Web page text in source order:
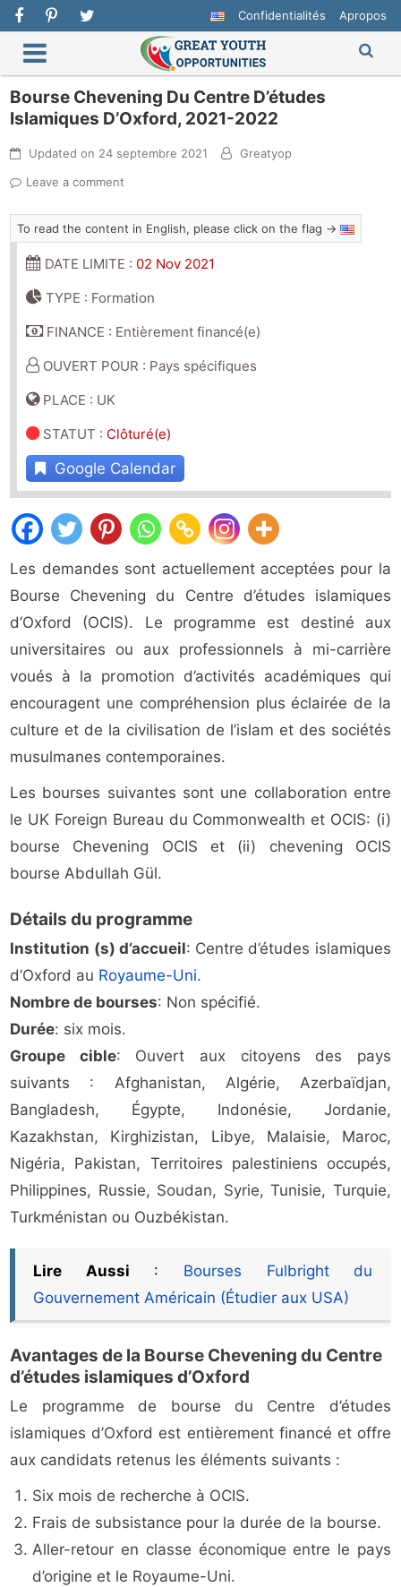
Confidentialités Apropos
Bourse Chevening Du Centre D’études
Islamiques D’Oxford, 2021-2022
Updated on 24 septembre 2021
Greatyop
Leave a comment
To read the content in English, please click on the flag →
DATE LIMITE : 02 Nov 2021
TYPE : Formation
FINANCE : Entièrement financé(e)
OUVERT POUR : Pays spécifiques
PLACE : UK
STATUT : Clôturé(e)
Google Calendar
Les demandes sont actuellement acceptées pour la
Bourse Chevening du Centre d’études islamiques
d’Oxford (OCIS). Le programme est destiné aux
universitaires ou aux professionnels à mi-carrière
voués à la promotion d’activités académiques qui
encouragent une compréhension plus éclairée de la
culture et de la civilisation de l’islam et des sociétés
musulmanes contemporaines.
Les bourses suivantes sont une collaboration entre
le UK Foreign Bureau du Commonwealth et OCIS: (i)
bourse Chevening OCIS et (ii) chevening OCIS
bourse Abdullah Gül.
Détails du programme
Institution (s) d’accueil: Centre d’études islamiques
d’Oxford au Royaume-Uni.
Nombre de bourses: Non spécifié.
Durée: six mois.
Groupe cible: Ouvert aux citoyens des pays
suivants : Afghanistan, Algérie, Azerbaïdjan,
Bangladesh, Égypte, Indonésie, Jordanie,
Kazakhstan, Kirghizistan, Libye, Malaisie, Maroc,
Nigéria, Pakistan, Territoires palestiniens occupés,
Philippines, Russie, Soudan, Syrie, Tunisie, Turquie,
Turkménistan ou Ouzbékistan.
Lire Aussi : Bourses Fulbright du
Gouvernement Américain (Étudier aux USA)
Avantages de la Bourse Chevening du Centre
d’études islamiques d’Oxford
Le programme de bourse du Centre d’études
islamiques d’Oxford est entièrement financé et offre
aux candidats retenus les éléments suivants :
Six mois de recherche à OCIS.
Frais de subsistance pour la durée de la bourse.
Aller-retour en classe économique entre le pays
d’origine et le Royaume-Uni.